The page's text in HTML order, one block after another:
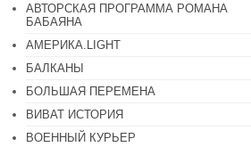
АВТОРСКАЯ ПРОГРАММА РОМАНА
БАБАЯНА
АМЕРИКА.LIGHT
БАЛКАНЫ
БОЛЬШАЯ ПЕРЕМЕНА
ВИВАТ ИСТОРИЯ
ВОЕННЫЙ КУРЬЕР